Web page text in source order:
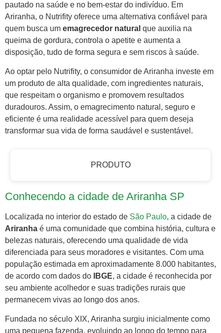
pautado na saúde e no bem-estar do indivíduo. Em
Ariranha, o Nutrifity oferece uma alternativa confiável para
quem busca um emagrecedor natural que auxilia na
queima de gordura, controla o apetite e aumenta a
disposição, tudo de forma segura e sem riscos à saúde.
Ao optar pelo Nutrifity, o consumidor de Ariranha investe em
um produto de alta qualidade, com ingredientes naturais,
que respeitam o organismo e promovem resultados
duradouros. Assim, o emagrecimento natural, seguro e
eficiente é uma realidade acessível para quem deseja
transformar sua vida de forma saudável e sustentável.
PRODUTO
Conhecendo a cidade de Ariranha SP
Localizada no interior do estado de São Paulo, a cidade de
Ariranha é uma comunidade que combina história, cultura e
belezas naturais, oferecendo uma qualidade de vida
diferenciada para seus moradores e visitantes. Com uma
população estimada em aproximadamente 8.000 habitantes,
de acordo com dados do
IBGE, a cidade é reconhecida por
seu ambiente acolhedor e suas tradições rurais que
permanecem vivas ao longo dos anos.
Fundada no século XIX, Ariranha surgiu inicialmente como
uma pequena fazenda, evoluindo ao longo do tempo para